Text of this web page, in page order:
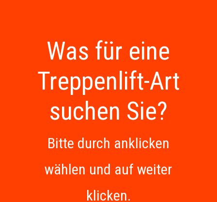
Was für eine
Treppenlift-Art
suchen Sie?
Bitte durch anklicken
wählen und auf weiter
klicken.